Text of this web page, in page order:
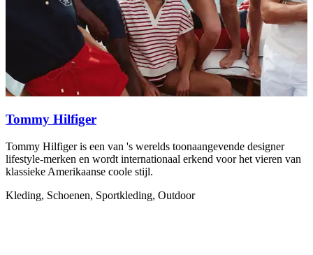
Tommy Hilfiger
Tommy Hilfiger is een van 's werelds toonaangevende designer
lifestyle-merken en wordt internationaal erkend voor het vieren van
klassieke Amerikaanse coole stijl.
Kleding, Schoenen, Sportkleding, Outdoor